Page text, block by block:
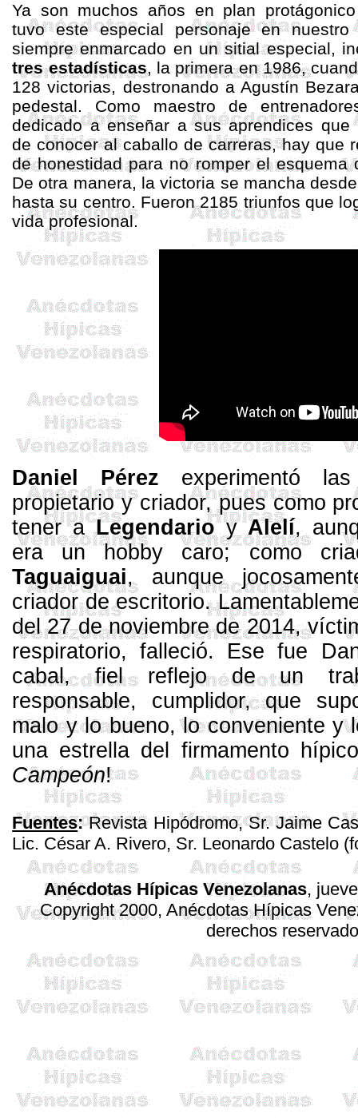
Ya son muchos años en plan protágonico
tuvo este especial personaje en nuestro
siempre enmarcado en un sitial especial,
tres estadísticas, la primeraen 1986,
128 victorias, destronando a Agustín
pedestal. Como maestro de
dedicado a enseñar a sus aprendices que
de conocer al caballo de carreras, hay que
de honestidad para no romper el esquema
De otra manera, la victoria se mancha
hasta su centro. Fueron 2185 triunfos que
vida profesional.
Daniel Pérez experimentó
propietario y criador, pues como
tener aLegendarioyAlelí,
era un hobby caro; como
Taguaiguai, aunque
criador de escritorio.
del 27 de noviembre de 2014,
respiratorio, falleció. Ese fue
cabal, fiel reflejo de un
responsable, cumplidor, que
malo y lo bueno, lo conveniente y
una estrella del firmamento
Campeón!
Fuentes:Revista Hipódromo, Sr. Jaime
Lic. César A. Rivero, Sr. Leonardo Castelo
Anécdotas Hípicas Venezolanas,
Copyright 2000, Anécdotas Hípicas
derechos